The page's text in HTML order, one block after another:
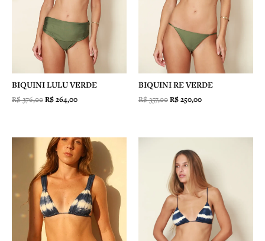
BIQUINI LULU VERDE
R$376,00 R$ 264,00
BIQUINI RE VERDE
R$357,00 R$ 250,00